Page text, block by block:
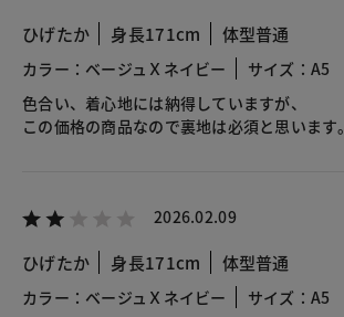
ひげたか 身長171cm 体型普通
カラー：ベージュＸネイビー
サイズ：A5
色合い、着心地には納得していますが、
この価格の商品なので裏地は必須と思います。
2026.02.09
ひげたか 身長171cm 体型普通
カラー：ベージュＸネイビー
サイズ：A5